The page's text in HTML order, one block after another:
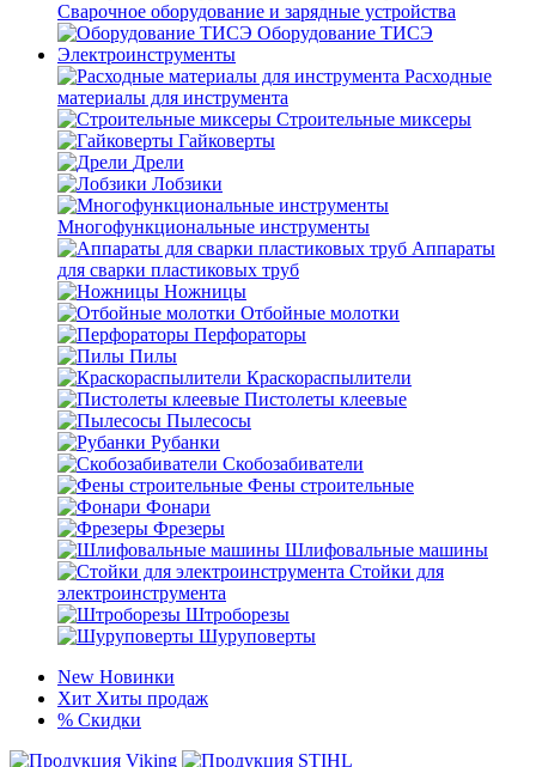
Сварочное оборудование и зарядные устройства
Оборудование ТИСЭ
Электроинструменты
Расходные
материалы для инструмента
Строительные миксеры
Гайковерты
Дрели
Лобзики
Многофункциональные инструменты
Аппараты
для сварки пластиковых труб
Ножницы
Отбойные молотки
Перфораторы
Пилы
Краскораспылители
Пистолеты клеевые
Пылесосы
Рубанки
Скобозабиватели
Фены строительные
Фонари
Фрезеры
Шлифовальные машины
Стойки для
электроинструмента
Штроборезы
Шуруповерты
New Новинки
Хит Хиты продаж
% Скидки